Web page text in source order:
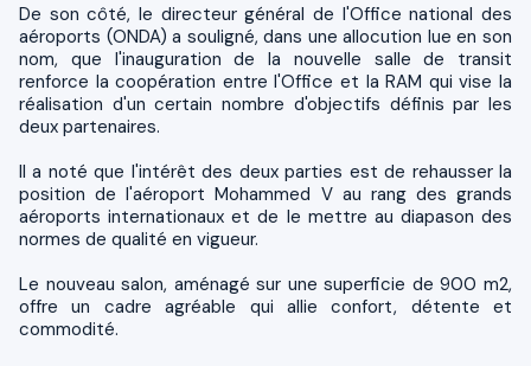
De son côté, le directeur général de l'Office national des
aéroports (ONDA) a souligné, dans une allocution lue en son
nom, que l'inauguration de la nouvelle salle de transit
renforce la coopération entre l'Office et la RAM qui vise la
réalisation d'un certain nombre d'objectifs définis par les
deux partenaires.
Il a noté que l'intérêt des deux parties est de rehausser la
position de l'aéroport Mohammed V au rang des grands
aéroports internationaux et de le mettre au diapason des
normes de qualité en vigueur.
Le nouveau salon, aménagé sur une superficie de 900 m2,
offre un cadre agréable qui allie confort, détente et
commodité.